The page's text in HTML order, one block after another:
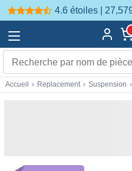
4.6 étoiles |
Accueil › Replacement › Suspension ›